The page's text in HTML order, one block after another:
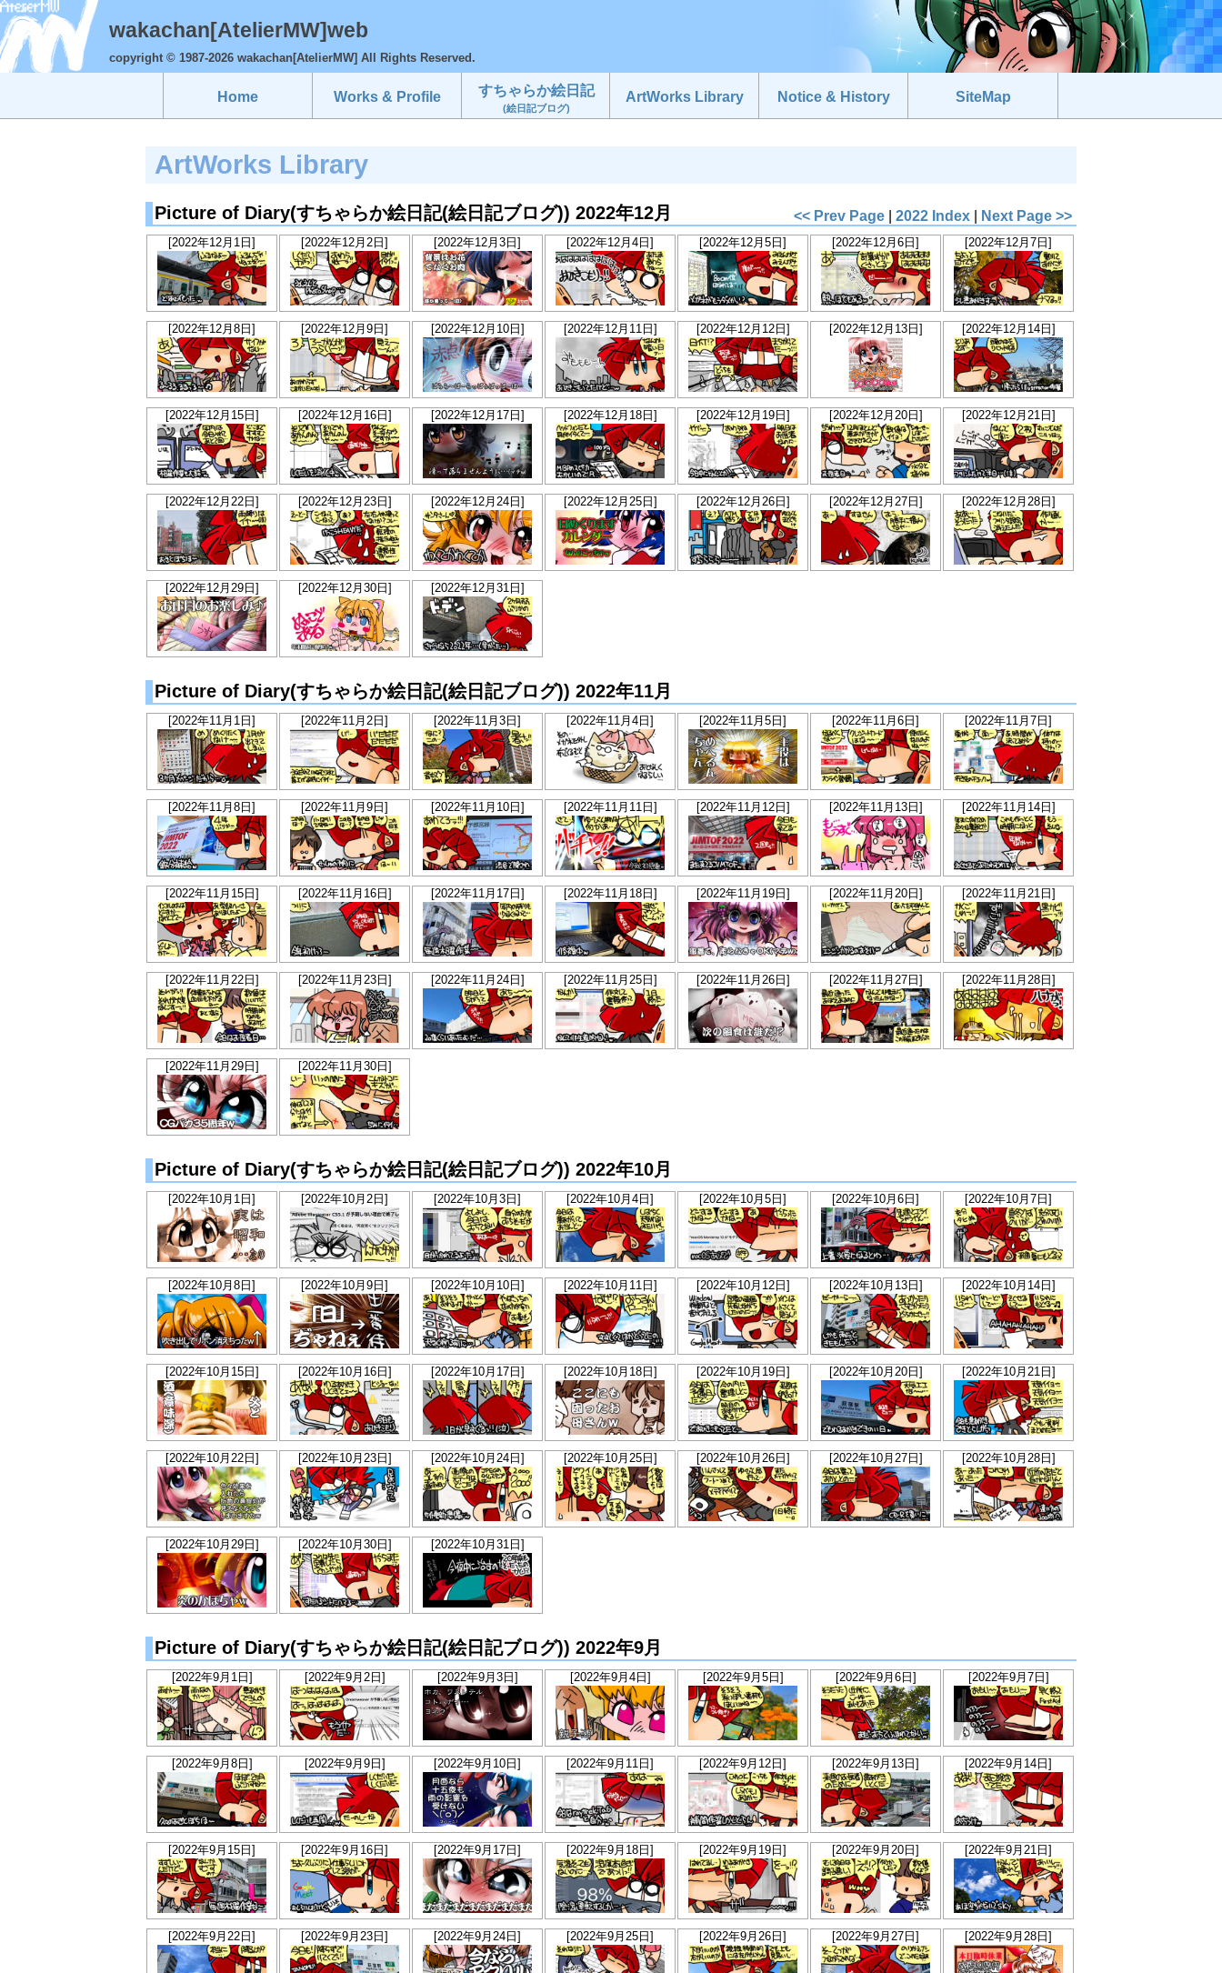
wakachan[AtelierMW]web
copyright © 1987-2026 wakachan[AtelierMW] All Rights Reserved.
Home Works & Profile すちゃらか絵日記
(絵日記ブログ)
ArtWorks Library Notice & History SiteMap
ArtWorks Library
<< Prev Page | 2022 Index | Next Page >>
Picture of Diary(すちゃらか絵日記(絵日記ブログ)) 2022年12月
[2022年12月1日] [2022年12月2日] [2022年12月3日] [2022年12月4日] [2022年12月5日] [2022年12月6日] [2022年12月7日]
[2022年12月8日] [2022年12月9日] [2022年12月10日] [2022年12月11日] [2022年12月12日] [2022年12月13日] [2022年12月14日]
[2022年12月15日] [2022年12月16日] [2022年12月17日] [2022年12月18日] [2022年12月19日] [2022年12月20日] [2022年12月21日]
[2022年12月22日] [2022年12月23日] [2022年12月24日] [2022年12月25日] [2022年12月26日] [2022年12月27日] [2022年12月28日]
[2022年12月29日] [2022年12月30日] [2022年12月31日]
Picture of Diary(すちゃらか絵日記(絵日記ブログ)) 2022年11月
[2022年11月1日] [2022年11月2日] [2022年11月3日] [2022年11月4日] [2022年11月5日] [2022年11月6日] [2022年11月7日]
[2022年11月8日] [2022年11月9日] [2022年11月10日] [2022年11月11日] [2022年11月12日] [2022年11月13日] [2022年11月14日]
[2022年11月15日] [2022年11月16日] [2022年11月17日] [2022年11月18日] [2022年11月19日] [2022年11月20日] [2022年11月21日]
[2022年11月22日] [2022年11月23日] [2022年11月24日] [2022年11月25日] [2022年11月26日] [2022年11月27日] [2022年11月28日]
[2022年11月29日] [2022年11月30日]
Picture of Diary(すちゃらか絵日記(絵日記ブログ)) 2022年10月
[2022年10月1日] [2022年10月2日] [2022年10月3日] [2022年10月4日] [2022年10月5日] [2022年10月6日] [2022年10月7日]
[2022年10月8日] [2022年10月9日] [2022年10月10日] [2022年10月11日] [2022年10月12日] [2022年10月13日] [2022年10月14日]
[2022年10月15日] [2022年10月16日] [2022年10月17日] [2022年10月18日] [2022年10月19日] [2022年10月20日] [2022年10月21日]
[2022年10月22日] [2022年10月23日] [2022年10月24日] [2022年10月25日] [2022年10月26日] [2022年10月27日] [2022年10月28日]
[2022年10月29日] [2022年10月30日] [2022年10月31日]
Picture of Diary(すちゃらか絵日記(絵日記ブログ)) 2022年9月
[2022年9月1日] [2022年9月2日] [2022年9月3日] [2022年9月4日] [2022年9月5日] [2022年9月6日] [2022年9月7日]
[2022年9月8日] [2022年9月9日] [2022年9月10日] [2022年9月11日] [2022年9月12日] [2022年9月13日] [2022年9月14日]
[2022年9月15日] [2022年9月16日] [2022年9月17日] [2022年9月18日] [2022年9月19日] [2022年9月20日] [2022年9月21日]
[2022年9月22日] [2022年9月23日] [2022年9月24日] [2022年9月25日] [2022年9月26日] [2022年9月27日] [2022年9月28日]